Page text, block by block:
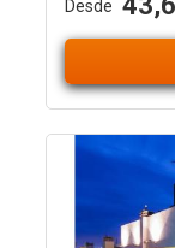
Desde